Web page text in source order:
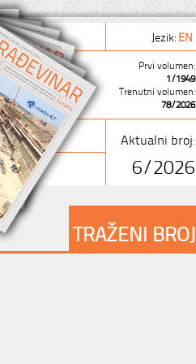
Jezik:EN
Prvi volumen:
1/1949
Trenutni volumen:
78/2026
Aktualni broj:
6/2026
TRAŽENI BROJ